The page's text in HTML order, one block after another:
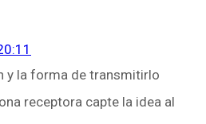
y la forma de transmitirlo
receptora capte la idea al